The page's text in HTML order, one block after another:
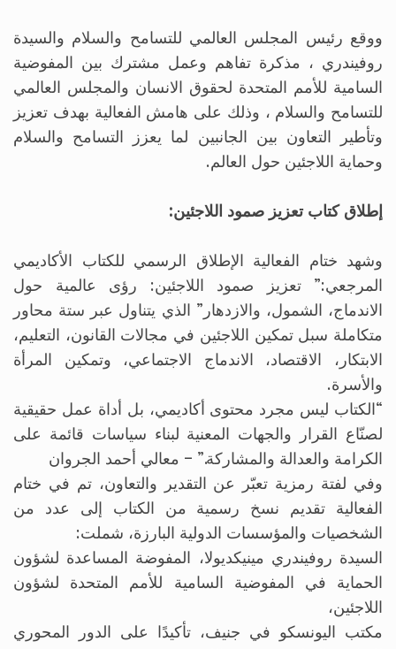
ووقع رئيس المجلس العالمي للتسامح والسلام والسيدة
روفيندري ، مذكرة تفاهم وعمل مشترك بين المفوضية
السامية للأمم المتحدة لحقوق الانسان والمجلس العالمي
للتسامح والسلام ، وذلك على هامش الفعالية بهدف تعزيز
وتأطير التعاون بين الجانبين لما يعزز التسامح والسلام
وحماية اللاجئين حول العالم.
إطلاق كتاب تعزيز صمود اللاجئين:
وشهد ختام الفعالية الإطلاق الرسمي للكتاب الأكاديمي
المرجعي:” تعزيز صمود اللاجئين: رؤى عالمية حول
الاندماج، الشمول، والازدهار” الذي يتناول عبر ستة محاور
متكاملة سبل تمكين اللاجئين في مجالات القانون، التعليم،
الابتكار، الاقتصاد، الاندماج الاجتماعي، وتمكين المرأة
والأسرة.
“الكتاب ليس مجرد محتوى أكاديمي، بل أداة عمل حقيقية
لصنّاع القرار والجهات المعنية لبناء سياسات قائمة على
الكرامة والعدالة والمشاركة.” – معالي أحمد الجروان
وفي لفتة رمزية تعبّر عن التقدير والتعاون، تم في ختام
الفعالية تقديم نسخ رسمية من الكتاب إلى عدد من
الشخصيات والمؤسسات الدولية البارزة، شملت:
السيدة روفيندري مينيكديولا، المفوضة المساعدة لشؤون
الحماية في المفوضية السامية للأمم المتحدة لشؤون
اللاجئين،
مكتب اليونسكو في جنيف، تأكيدًا على الدور المحوري